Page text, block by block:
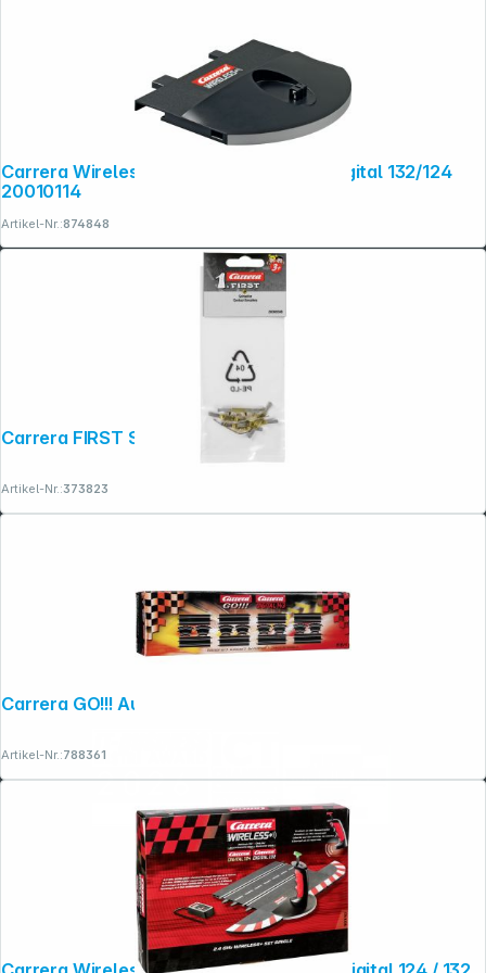
Carrera Wireless Einfachlade- schale Digital 132/124
20010114
Artikel-Nr.:874848
Carrera FIRST Schleifer 65508
Artikel-Nr.:373823
Artikel-Nr.:788361
Copyright © 2001 - 2026 dexxIT. Alle Rechte vorbehalten.